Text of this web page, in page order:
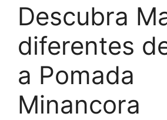
Descubra
diferentes
a Pomada
Minancora